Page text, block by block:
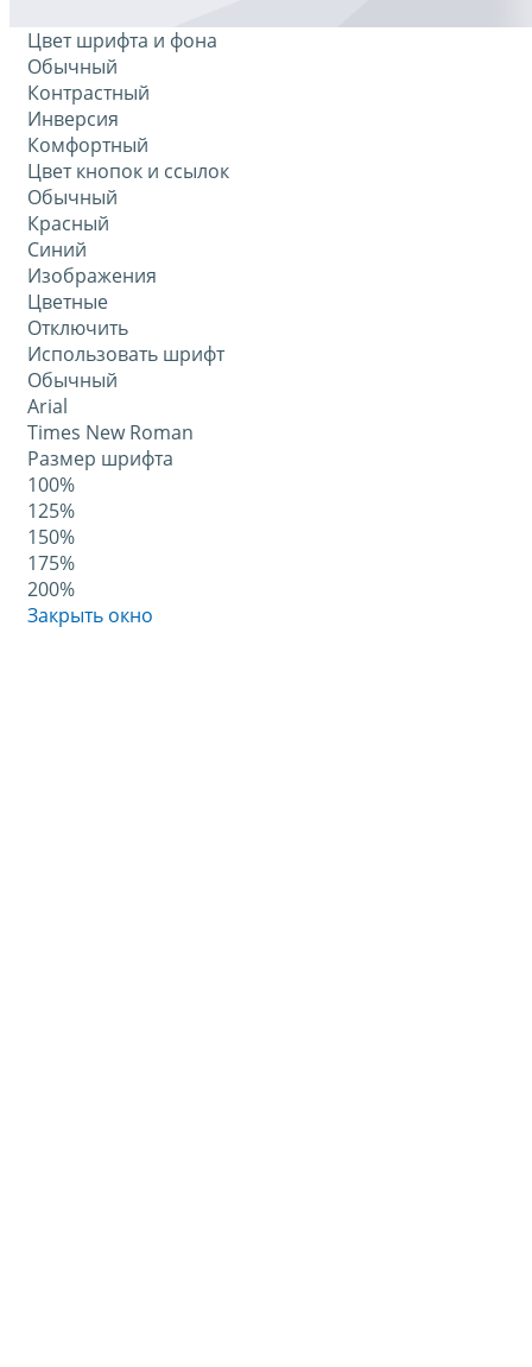
Цвет шрифта и фона
Обычный
Контрастный
Инверсия
Комфортный
Цвет кнопок и ссылок
Обычный
Красный
Синий
Изображения
Цветные
Отключить
Использовать шрифт
Обычный
Arial
Times New Roman
Размер шрифта
100%
125%
150%
175%
200%
Закрыть окно